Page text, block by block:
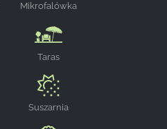
Mikrofalówka
Taras
Suszarnia